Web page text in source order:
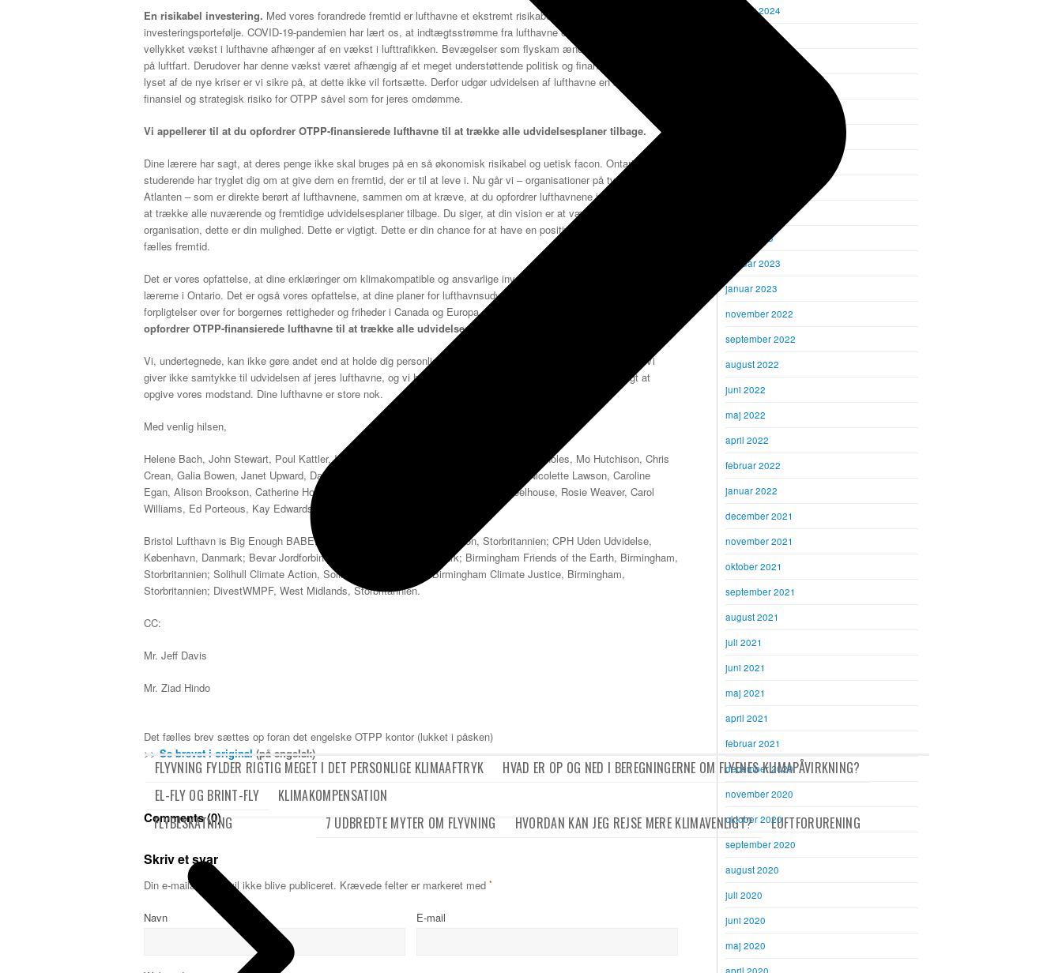
FLYVNING FYLDER RIGTIG MEGET I DET PERSONLIGE KLIMAAFTRYK
HVAD ER OP OG NED I BEREGNINGERNE OM FLYENES KLIMAPÅVIRKNING?
EL-FLY OG BRINT-FLY
KLIMAKOMPENSATION
FLYBESKATNING
7 UDBREDTE MYTER OM FLYVNING HVORDAN KAN JEG REJSE MERE KLIMAVENLIGT? LUFTFORURENING
En risikabel investering. Med vores forandrede fremtid er lufthavne et ekstremt risikabelt element i en
investeringsportefølje. COVID-19-pandemien har lært os, at indtægtsstrømme fra lufthavne er skrøbelige. En
vellykket vækst i lufthavne afhænger af en vækst i lufttrafikken. Bevægelser som flyskam ændrer samfundets syn
på luftfart. Derudover har denne vækst været afhængig af et meget understøttende politisk og finanspolitisk miljø. I
lyset af de nye kriser er vi sikre på, at dette ikke vil fortsætte. Derfor udgør udvidelsen af ​​lufthavne en betydelig
finansiel og strategisk risiko for OTPP såvel som for jeres omdømme.
Vi appellerer til at du opfordrer OTPP-finansierede lufthavne til at trække alle udvidelsesplaner tilbage.
Dine lærere har sagt, at deres penge ikke skal bruges på en så økonomisk risikabel og uetisk facon. Ontario-
studerende har tryglet dig om at give dem en fremtid, der er til at leve i. Nu går vi – organisationer på tværs af
Atlanten – som er direkte berørt af lufthavnene, sammen om at kræve, at du opfordrer lufthavnene i din portefølje til
at trække alle nuværende og fremtidige udvidelsesplaner tilbage. Du siger, at din vision er at være en banebrydende
organisation, dette er din mulighed. Dette er vigtigt. Dette er din chance for at have en positiv indflydelse på vores
fælles fremtid.
Det er vores opfattelse, at dine erklæringer om klimakompatible og ansvarlige investeringer aktivt er vildledende for
lærerne i Ontario. Det er også vores opfattelse, at dine planer for lufthavnsudvidelse viser, at du er i strid med dine
forpligtelser over for borgernes rettigheder og friheder i Canada og Europa. Derfor gentager vi vores krav om, at du
opfordrer OTPP-finansierede lufthavne til at trække alle udvidelsesplaner tilbage
Vi, undertegnede, kan ikke gøre andet end at holde dig personligt ansvarlig for handlingerne i disse lufthavne. Vi
giver ikke samtykke til udvidelsen af jeres lufthavne, og vi har brug for, at du forstår, at vi ikke har til hensigt at
opgive vores modstand. Dine lufthavne er store nok.
Med venlig hilsen,
Helene Bach, John Stewart, Poul Kattler, Inger Staahl Jensen, Tanguy Tomes, Rosy Scholes, Mo Hutchison, Chris
Crean, Galia Bowen, Janet Upward, David Chapman, Sarah Lardner, Beryl Moppett, Nicolette Lawson, Caroline
Egan, Alison Brookson, Catherine Horspool, Barney Hobbs, Nicky Manu, Abi Wheelhouse, Rosie Weaver, Carol
Williams, Ed Porteous, Kay Edwards
Bristol Lufthavn is Big Enough BABE, Bristol, UK; HACAN East, London, Storbritannien; CPH Uden Udvidelse,
København, Danmark; Bevar Jordforbindelsen, København, Danmark; Birmingham Friends of the Earth, Birmingham,
Storbritannien; Solihull Climate Action, Solihull, Storbritannien; Birmingham Climate Justice, Birmingham,
Storbritannien; DivestWMPF, West Midlands, Storbritannien.
CC:
Mr. Jeff Davis
Mr. Ziad Hindo
Det fælles brev sættes op foran det engelske OTPP kontor (lukket i påsken)
>> Se brevet i original (på engelsk)
Comments (0)
Skriv et svar
Din e-mailadresse vil ikke blive publiceret. Krævede felter er markeret med *
Navn E-mail
februar 2024
januar 2024
marts 2023
februar 2023
januar 2023
november 2022
september 2022
august 2022
juni 2022
maj 2022
april 2022
februar 2022
januar 2022
december 2021
november 2021
oktober 2021
september 2021
august 2021
juli 2021
juni 2021
maj 2021
april 2021
februar 2021
december 2020
november 2020
oktober 2020
september 2020
august 2020
juli 2020
juni 2020
maj 2020